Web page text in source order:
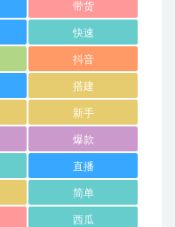
带货
快速
抖音
搭建
新手
爆款
直播
简单
西瓜